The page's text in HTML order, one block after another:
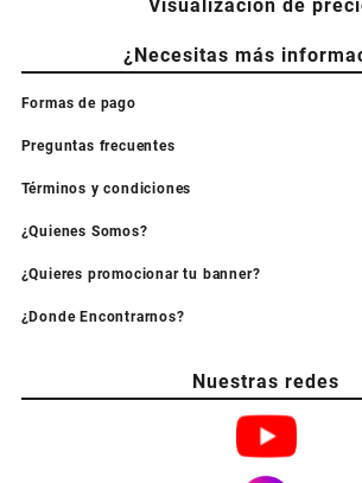
Visualización de
¿Necesitas más
Formas de pago
Preguntas frecuentes
Términos y condiciones
¿Quienes Somos?
¿Quieres promocionar tu banner?
¿Donde Encontrarnos?
Nuestras redes